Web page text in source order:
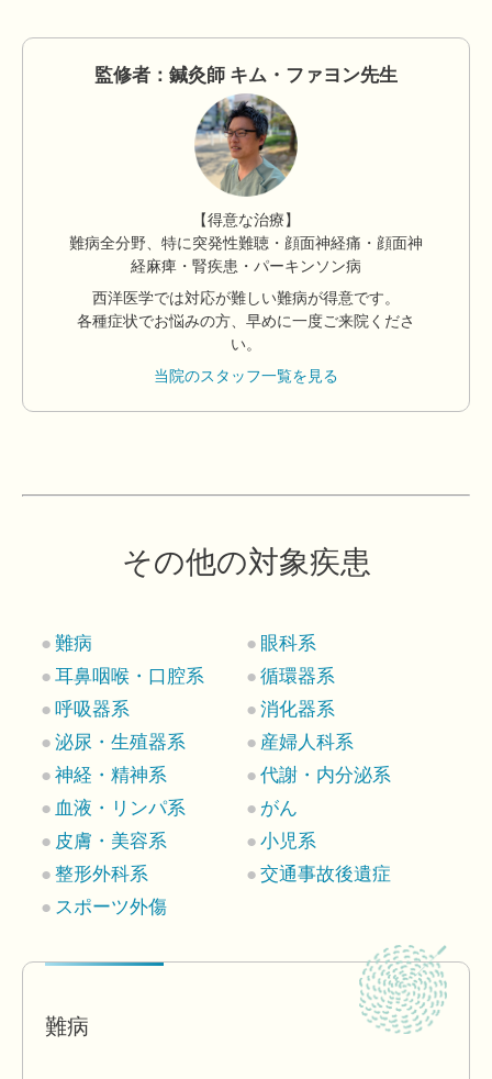
監修者：鍼灸師 キム・ファヨン先生
【得意な治療】
難病全分野、特に突発性難聴・顔面神経痛・顔面神
経麻痺・腎疾患・パーキンソン病
西洋医学では対応が難しい難病が得意です。
各種症状でお悩みの方、早めに一度ご来院くださ
い。
当院のスタッフ一覧を見る
その他の対象疾患
難病
眼科系
耳鼻咽喉・口腔系
循環器系
呼吸器系
消化器系
泌尿・生殖器系
産婦人科系
神経・精神系
代謝・内分泌系
血液・リンパ系
がん
皮膚・美容系
小児系
整形外科系
交通事故後遺症
スポーツ外傷
難病